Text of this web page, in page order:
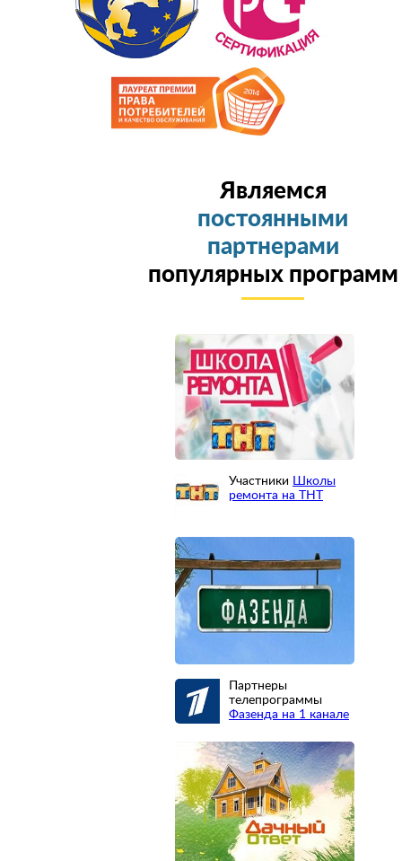
Являемся
постоянными
партнерами
популярных программ
Участники Школы
ремонта на ТНТ
Партнеры
телепрограммы
Фазенда на 1 канале